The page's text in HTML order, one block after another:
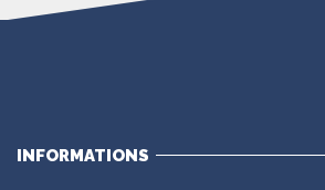
INFORMATIONS